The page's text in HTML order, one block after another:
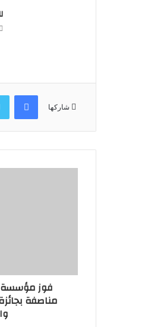
شاركها
فوز مؤسسة
مناصفة